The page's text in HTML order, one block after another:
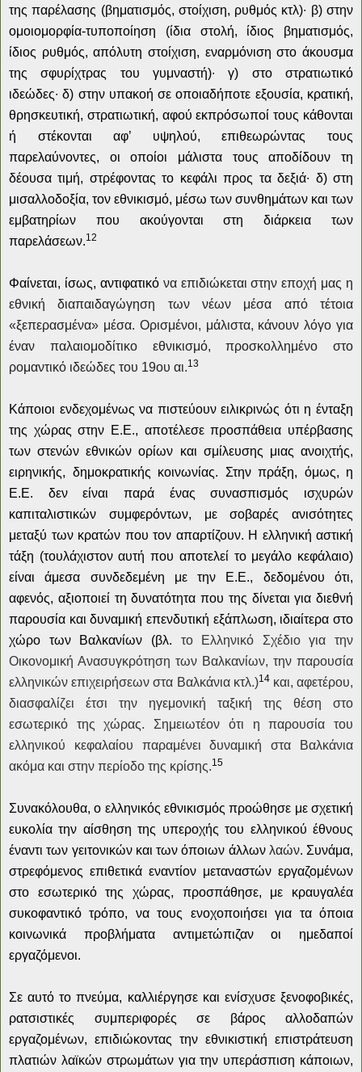
της παρέλασης (βηματισμός, στοίχιση, ρυθμός κτλ)∙ β) στην
ομοιομορφία-τυποποίηση (ίδια στολή, ίδιος βηματισμός,
ίδιος ρυθμός, απόλυτη στοίχιση, εναρμόνιση στο άκουσμα
της σφυρίχτρας του γυμναστή)∙ γ) στο στρατιωτικό
ιδεώδες∙ δ) στην υπακοή σε οποιαδήποτε εξουσία, κρατική,
θρησκευτική, στρατιωτική, αφού εκπρόσωποί τους κάθονται
ή στέκονται αφ’ υψηλού, επιθεωρώντας τους
παρελαύνοντες, οι οποίοι μάλιστα τους αποδίδουν τη
δέουσα τιμή, στρέφοντας το κεφάλι προς τα δεξιά∙ δ) στη
μισαλλοδοξία, τον εθνικισμό, μέσω των συνθημάτων και των
εμβατηρίων που ακούγονται στη διάρκεια των
παρελάσεων.12
Φαίνεται, ίσως, αντιφατικό να επιδιώκεται στην εποχή μας η
εθνική διαπαιδαγώγηση των νέων μέσα από τέτοια
«ξεπερασμένα» μέσα. Ορισμένοι, μάλιστα, κάνουν λόγο για
έναν παλαιομοδίτικο εθνικισμό, προσκολλημένο στο
ρομαντικό ιδεώδες του 19ου αι.13
Κάποιοι ενδεχομένως να πιστεύουν ειλικρινώς ότι η ένταξη
της χώρας στην Ε.Ε., αποτέλεσε προσπάθεια υπέρβασης
των στενών εθνικών ορίων και σμίλευσης μιας ανοιχτής,
ειρηνικής, δημοκρατικής κοινωνίας. Στην πράξη, όμως, η
Ε.Ε. δεν είναι παρά ένας συνασπισμός ισχυρών
καπιταλιστικών συμφερόντων, με σοβαρές ανισότητες
μεταξύ των κρατών που τον απαρτίζουν. Η ελληνική αστική
τάξη (τουλάχιστον αυτή που αποτελεί το μεγάλο κεφάλαιο)
είναι άμεσα συνδεδεμένη με την Ε.Ε., δεδομένου ότι,
αφενός, αξιοποιεί τη δυνατότητα που της δίνεται για διεθνή
παρουσία και δυναμική επενδυτική εξάπλωση, ιδιαίτερα στο
χώρο των Βαλκανίων (βλ. το
Ελληνικό Σχέδιο για την
Οικονομική Ανασυγκρότηση των Βαλκανίων, την παρουσία
ελληνικών επιχειρήσεων στα Βαλκάνια κτλ.)14και, αφετέρου,
διασφαλίζει έτσι την ηγεμονική ταξική της θέση στο
εσωτερικό της χώρας.
Σημειωτέον ότι η παρουσία του
ελληνικού κεφαλαίου παραμένει δυναμική στα Βαλκάνια
ακόμα και στην περίοδο της κρίσης.15
Συνακόλουθα, ο ελληνικός εθνικισμός προώθησε με σχετική
ευκολία την αίσθηση της υπεροχής του ελληνικού έθνους
έναντι των γειτονικών και των όποιων άλλων λαών. Συνάμα,
στρεφόμενος επιθετικά εναντίον μεταναστών εργαζομένων
στο εσωτερικό της χώρας, προσπάθησε, με κραυγαλέα
συκοφαντικό τρόπο, να τους ενοχοποιήσει για τα όποια
κοινωνικά προβλήματα αντιμετώπιζαν οι ημεδαποί
εργαζόμενοι.
Σε αυτό το πνεύμα, καλλιέργησε και ενίσχυσε ξενοφοβικές,
ρατσιστικές συμπεριφορές σε βάρος αλλοδαπών
εργαζομένων, επιδιώκοντας την εθνικιστική επιστράτευση
πλατιών λαϊκών στρωμάτων για την υπεράσπιση κάποιων,